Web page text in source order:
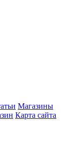
Магазины
Карта сайта